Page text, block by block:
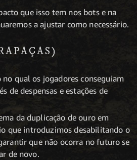
que isso tem nos bots e na
a ajustar como necessário.
qual os jogadores conseguiam
de despensas e estações de
da duplicação de ouro em
que introduzimos desabilitando o
que não ocorra no futuro se
de novo.